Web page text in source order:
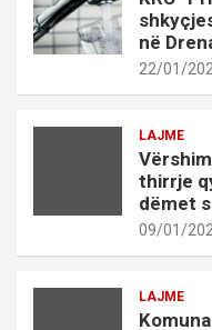
në
22/01/
LAJME
thirrje
dëmet
09/01/
LAJME